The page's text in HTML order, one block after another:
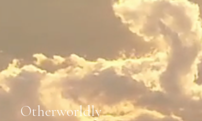
Otherworldly